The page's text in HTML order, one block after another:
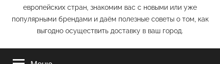
европейских стран, знакомим вас с новыми или уже
популярными брендами и даём полезные советы о том, как
выгодно осуществить доставку в ваш город.